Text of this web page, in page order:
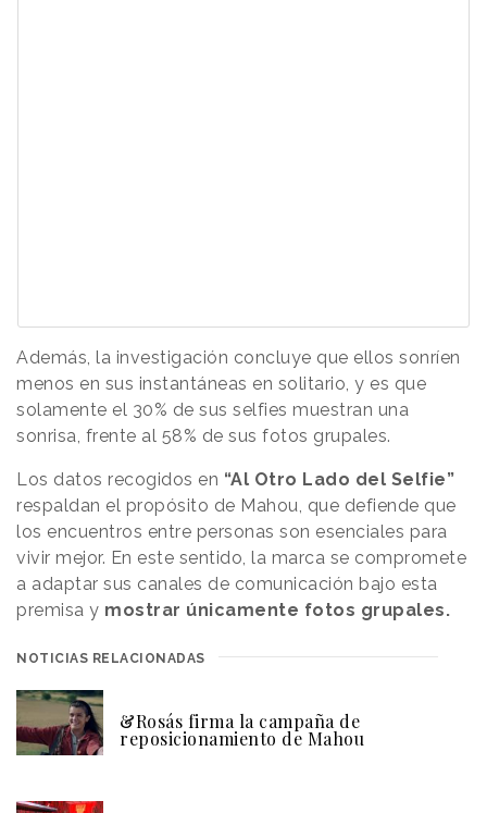
Además, la investigación concluye que ellos sonríen
menos en sus instantáneas en solitario, y es que
solamente el 30% de sus selfies muestran una
sonrisa, frente al 58% de sus fotos grupales.
Los datos recogidos en “Al Otro Lado del Selfie”
respaldan el propósito de Mahou, que defiende que
los encuentros entre personas son esenciales para
vivir mejor. En este sentido, la marca se compromete
a adaptar sus canales de comunicación bajo esta
premisa y mostrar únicamente fotos grupales.
NOTICIAS RELACIONADAS
&Rosás firma la campaña de
reposicionamiento de Mahou